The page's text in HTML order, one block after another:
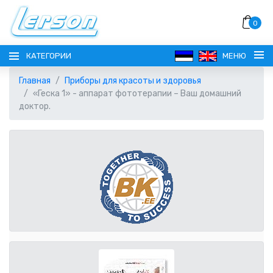
0
КАТЕГОРИИ МЕНЮ
Главная
Приборы для красоты и здоровья
«Геска 1» - аппарат фототерапии – Ваш домашний
доктор.